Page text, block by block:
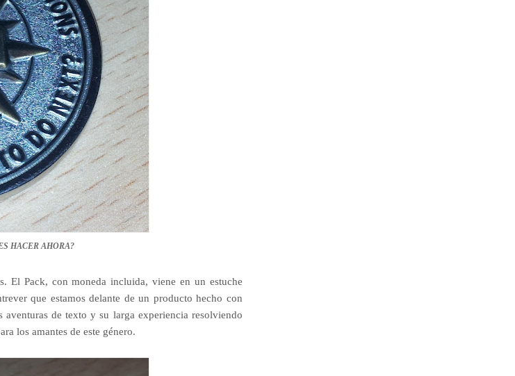
HACER AHORA?
El Pack, con moneda incluida, viene en un estuche
que estamos delante de un producto hecho con
aventuras de texto y su larga experiencia resolviendo
los amantes de este género.